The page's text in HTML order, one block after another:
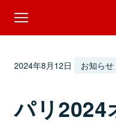
2024年8月12日 お知らせ
パリ2024